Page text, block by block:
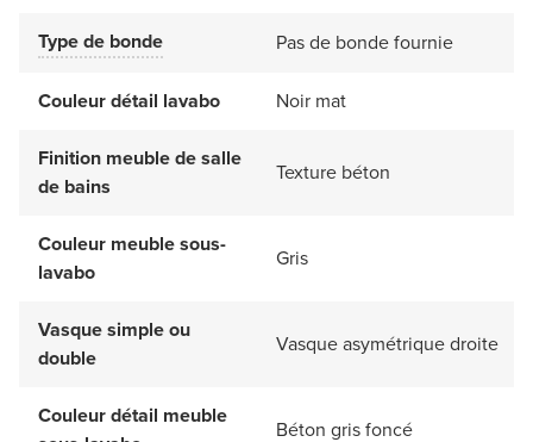
Type de bonde Pas de bonde fournie
Couleur détail lavabo Noir mat
Finition meuble de salle
de bains
Texture béton
Couleur meuble sous-
lavabo
Gris
Vasque simple ou
double
Vasque asymétrique droite
Couleur détail meuble
Béton gris foncé